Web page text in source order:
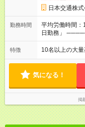
歩合＋賞与年3
※「厚生労働省
く」 ◆業界最高水準の歩合率で還元！ ───────────────
売上の62%が歩
も！ 【試用期間】試用期間あり 試用期間の長さ：3ヶ月 雇用形
態、給与は本
用と同じです。
日本交通株
勤務時間
平均労働時間
日勤務」
りません。 ◆最も稼ぎやすい時間帯で勤務
─────────────
7.5h ※残業は基本的にあり
170時間30分 ◆
ん。 ◆最も稼ぎやすい時間帯で勤務 ───────────── シフ
トは、15：00～翌10：00 ※月間労
15.5h（休憩3h
特徴 10名以上の大
気になる！
掲